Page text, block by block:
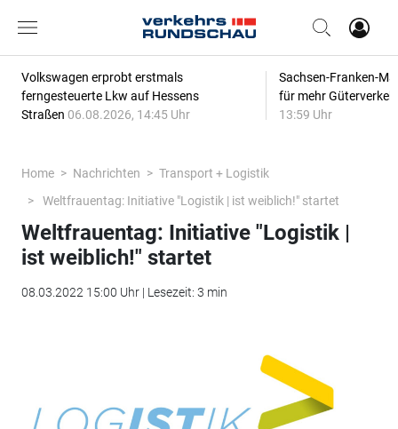
Volkswagen erprobt erstmals
ferngesteuerte Lkw auf Hessens
Straßen 06.08.2026, 14:45 Uhr
Sachsen-Franken-
für mehr
13:59 Uhr
Home Nachrichten
Transport + Logistik
Weltfrauentag: Initiative "Logistik | ist weiblich!" startet
Weltfrauentag: Initiative "Logistik |
ist weiblich!" startet
08.03.2022 15:00 Uhr | Lesezeit: 3 min